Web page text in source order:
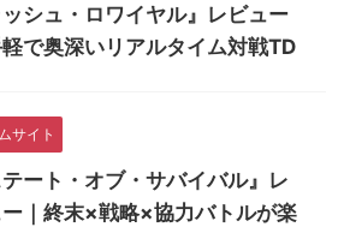
ッシュ・ロワイヤル』レビュー
軽で奥深いリアルタイム対戦TD
サイト
テート・オブ・サバイバル』レ
ー｜終末×戦略×協力バトルが楽